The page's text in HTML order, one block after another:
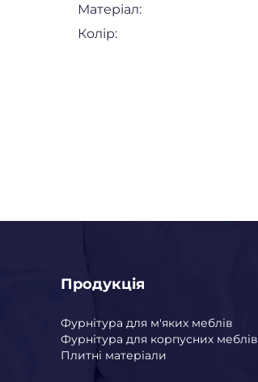
Матеріал:
Колір:
Продукція
Фурнітура для м'яких меблів
Фурнітура для корпусних меблів
Плитні матеріали